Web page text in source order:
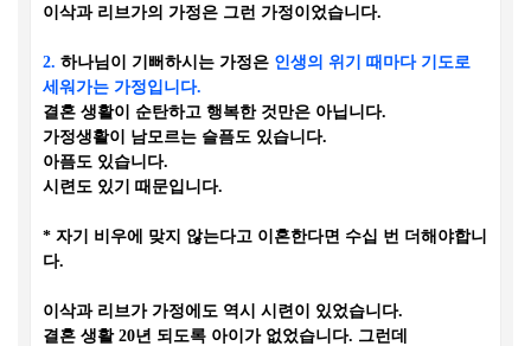
이삭과 리브가의 가정은 그런 가정이었습니다.
2. 하나님이 기뻐하시는 가정은 인생의 위기 때마다 기도로
세워가는 가정입니다.
결혼 생활이 순탄하고 행복한 것만은 아닙니다.
가정생활이 남모르는 슬픔도 있습니다.
아픔도 있습니다.
시련도 있기 때문입니다.
* 자기 비우에 맞지 않는다고 이혼한다면 수십 번 더해야합니
다.
이삭과 리브가 가정에도 역시 시련이 있었습니다.
결혼 생활 20년 되도록 아이가 없었습니다. 그런데